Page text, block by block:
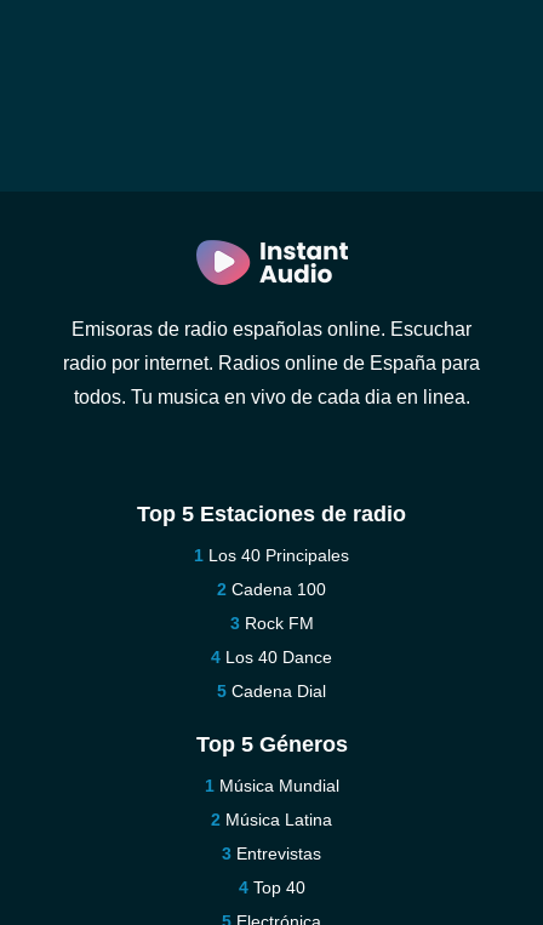
Emisoras de radio españolas online. Escuchar
radio por internet. Radios online de España para
todos. Tu musica en vivo de cada dia en linea.
Top 5 Estaciones de radio
Los 40 Principales
Cadena 100
Rock FM
Los 40 Dance
Cadena Dial
Top 5 Géneros
Música Mundial
Música Latina
Entrevistas
Top 40